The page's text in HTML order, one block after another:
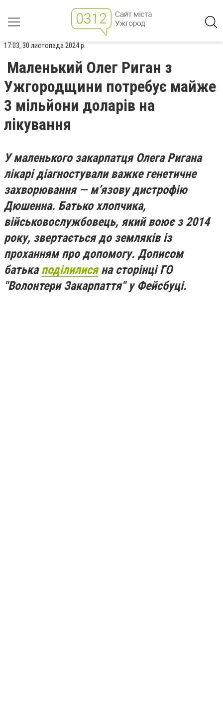
17:03, 30 листопада 2024 р.
Маленький Олег Риган з
Ужгородщини потребує майже
3 мільйони доларів на
лікування
У маленького закарпатця Олега Ригана
лікарі діагностували важке генетичне
захворювання — м’язову дистрофію
Дюшенна. Батько хлопчика,
військовослужбовець, який воює з 2014
року, звертається до земляків із
проханням про допомогу. Дописом
батькаподілилисяна сторінці ГО
"Волонтери Закарпаття" у Фейсбуці.